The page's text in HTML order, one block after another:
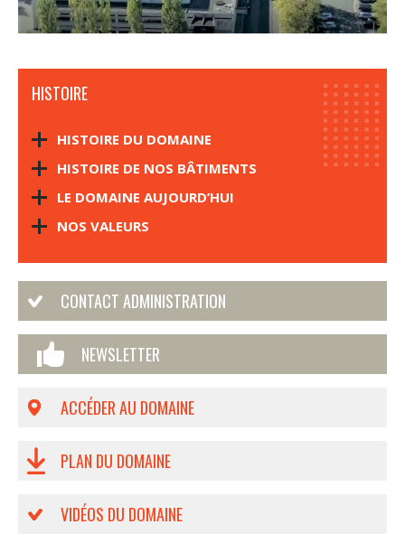
HISTOIRE
HISTOIRE DU DOMAINE
HISTOIRE DE NOS BÂTIMENTS
LE DOMAINE AUJOURD’HUI
NOS VALEURS
CONTACT ADMINISTRATION
NEWSLETTER
ACCÉDER AU DOMAINE
PLAN DU DOMAINE
VIDÉOS DU DOMAINE